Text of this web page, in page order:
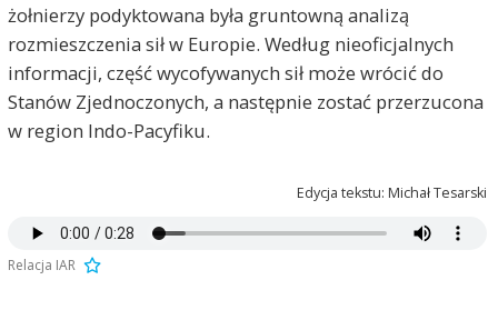
żołnierzy podyktowana była gruntowną analizą
rozmieszczenia sił w Europie. Według nieoficjalnych
informacji, część wycofywanych sił może wrócić do
Stanów Zjednoczonych, a następnie zostać przerzucona
w region Indo-Pacyfiku.
Edycja tekstu: Michał Tesarski
Relacja IAR
Jan Nowak 2026-05-13, godz. 23:50
"logika" marka zatem tłumaczy decyzję Trumpa o
wstrzymaniu wysyłania do Polski 4 tysięcy
żołnierzy, o czym piszą wieczorem media.
Widać nie chciał, by Niemcy mieli żal do Tuska.
Prztyczka dostał też Nawrocki i ta cała banda
Czy to aby nie ciąg dalszy dealu z Putinem?
marek 2026-05-14, godz. 13:54